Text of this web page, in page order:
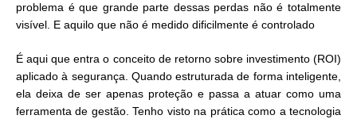
problema é que grande parte dessas perdas não é totalmente
visível. E aquilo que não é medido dificilmente é controlado
É aqui que entra o conceito de retorno sobre investimento (ROI)
aplicado à segurança. Quando estruturada de forma inteligente,
ela deixa de ser apenas proteção e passa a atuar como uma
ferramenta de gestão. Tenho visto na prática como a tecnologia